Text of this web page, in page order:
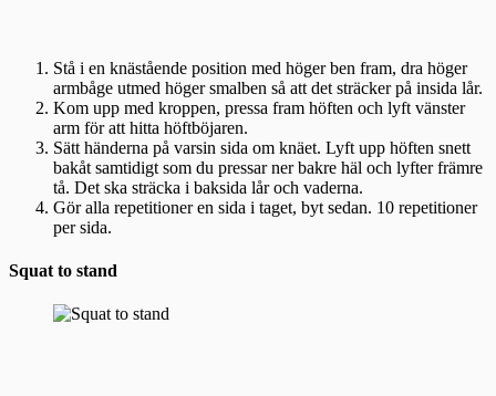
Stå i en knästående position med höger ben fram, dra höger
armbåge utmed höger smalben så att det sträcker på insida lår.
Kom upp med kroppen, pressa fram höften och lyft vänster
arm för att hitta höftböjaren.
Sätt händerna på varsin sida om knäet. Lyft upp höften snett
bakåt samtidigt som du pressar ner bakre häl och lyfter främre
tå. Det ska sträcka i baksida lår och vaderna.
Gör alla repetitioner en sida i taget, byt sedan. 10 repetitioner
per sida.
Squat to stand